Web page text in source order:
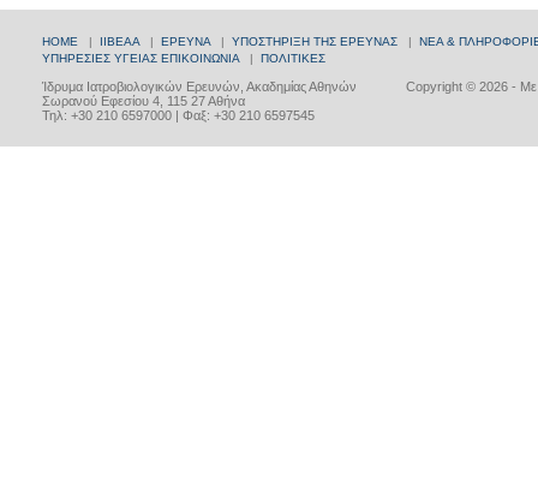
HOME | ΙΙΒΕΑΑ | ΕΡΕΥΝΑ | ΥΠΟΣΤΗΡΙΞΗ ΤΗΣ ΕΡΕΥΝΑΣ | ΝΕΑ &
ΥΠΗΡΕΣΙΕΣ ΥΓΕΙΑΣ ΕΠΙΚΟΙΝΩΝΙΑ | ΠΟΛΙΤΙΚΕΣ
Copyright © 2026 - Με
Ίδρυμα Ιατροβιολογικών Ερευνών, Ακαδημίας Αθηνών
Σωρανού Εφεσίου 4, 115 27 Αθήνα
Τηλ: +30 210 6597000 | Φαξ: +30 210 6597545